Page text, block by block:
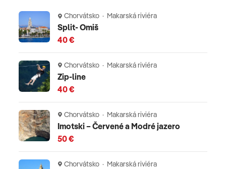
Chorvátsko · Makarská riviéra
Split- Omiš
40 €
Chorvátsko · Makarská riviéra
Zip-line
40 €
Chorvátsko · Makarská riviéra
Imotski – Červené a Modré jazero
50 €
Chorvátsko · Makarská riviéra